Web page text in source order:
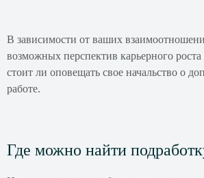
В зависимости от ваших
возможных перспектив карьерного
стоит ли оповещать свое начальство о
работе.
Где можно найти